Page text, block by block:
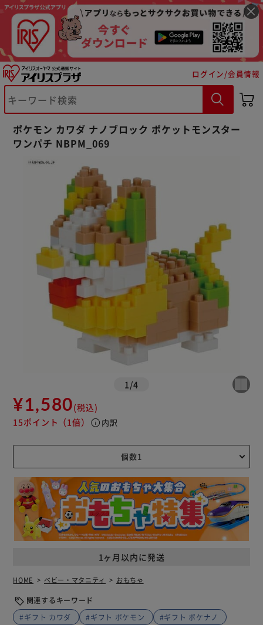
ログイン/会員情報
ポケモン カワダ ナノブロック ポケットモンスター
ワンパチ NBPM_069
1 /4
¥1,580(税込)
15ポイント （1倍） info 内訳
1ヶ月以内に発送
HOME ベビー・マタニティ おもちゃ
関連するキーワード
#ギフト カワダ
#ギフト ポケモン
#ギフト ポケナノ
※ご確認ください
カートに入れる